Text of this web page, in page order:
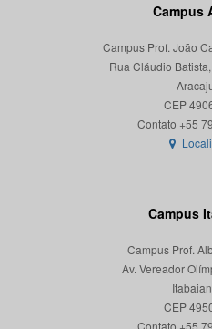
Campus
Campus Prof. João
Rua Cláudio
CEP
Campus
Campus Prof.
Av. Vereador
CEP